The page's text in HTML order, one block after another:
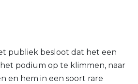
publiek besloot dat het een
podium op te klimmen, naar
en hem in een soort rare